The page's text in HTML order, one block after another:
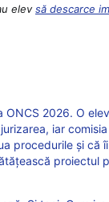
elevsă descarce
ONCS 2026. O
iar
procedurile și că îi
proiectul